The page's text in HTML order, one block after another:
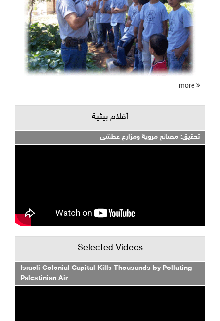
أفلام بيئية
تحقيق: مصانع مروية ومزارع عطشى
Selected Videos
Israeli Colonial Capital Kills Thousands by Polluting
Palestinian Air